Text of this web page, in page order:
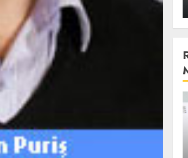
ALEXANDRU S.
Din fotoliu
The Killer, un film care nu a